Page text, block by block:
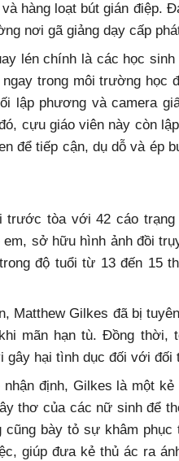
hàng loạt bút gián điệp.
nơi gã giảng dạy cấp
lén chính là các học
trong môi trường học
lập phương và camera
cựu giáo viên này còn
để tiếp cận, dụ dỗ và ép
trước tòa với 42 cáo trạng
sở hữu hình ảnh đồi
độ tuổi từ 13 đến 15
Matthew Gilkes đã bị
mãn hạn tù. Đồng thời,
gây hại tình dục đối với đối
định, Gilkes là một
thơ của các nữ sinh để
bày tỏ sự khâm phục
giúp đưa kẻ thủ ác ra